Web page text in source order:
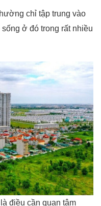
chỉ tập trung vào
ở đó trong rất nhiều
điều cần quan tâm